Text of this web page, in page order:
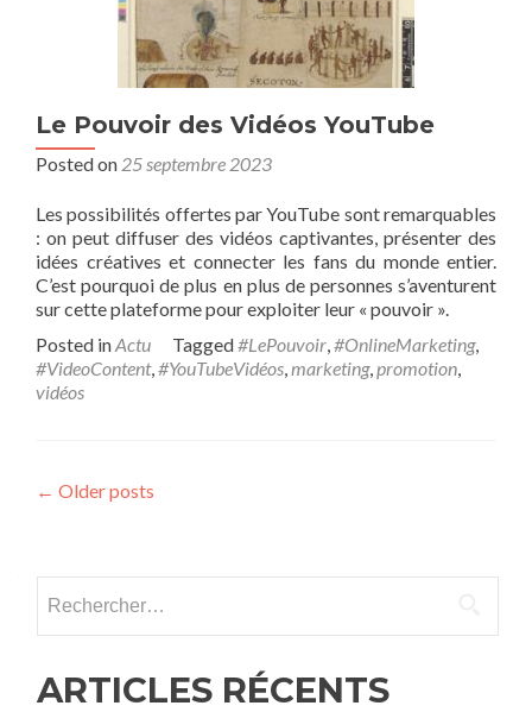
Le Pouvoir des Vidéos YouTube
Posted on 25 septembre 2023
Les possibilités offertes par YouTube sont remarquables
: on peut diffuser des vidéos captivantes, présenter des
idées créatives et connecter les fans du monde entier.
C’est pourquoi de plus en plus de personnes s’aventurent
sur cette plateforme pour exploiter leur « pouvoir ».
Posted inActu Tagged#LePouvoir,#OnlineMarketing,
#VideoContent,#YouTubeVidéos,marketing,promotion,
vidéos
Posts navigation
← Older posts
ARTICLES RÉCENTS